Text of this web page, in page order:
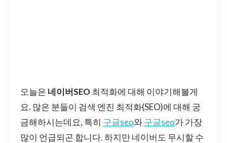
오늘은 네이버SEO 최적화에 대해 이야기해볼게
요. 많은 분들이 검색 엔진 최적화(SEO)에 대해 궁
금해하시는데요, 특히 구글seo와구글seo가 가장
많이 언급되곤 합니다. 하지만 네이버도 무시할 수